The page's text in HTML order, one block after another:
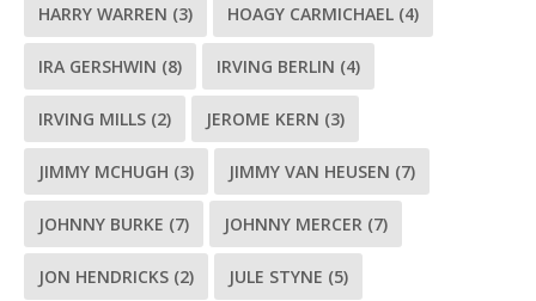
HARRY WARREN (3) HOAGY CARMICHAEL (4)
IRA GERSHWIN (8) IRVING BERLIN (4)
IRVING MILLS (2) JEROME KERN (3)
JIMMY MCHUGH (3) JIMMY VAN HEUSEN (7)
JOHNNY BURKE (7) JOHNNY MERCER (7)
JON HENDRICKS (2) JULE STYNE (5)